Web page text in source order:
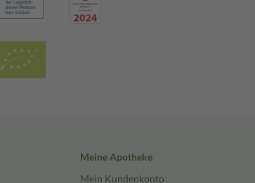
Meine Apotheke
Mein Kundenkonto